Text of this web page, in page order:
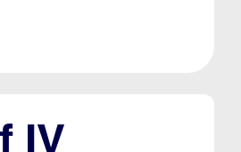
IV